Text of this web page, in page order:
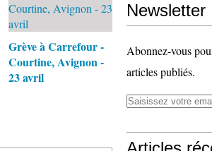
Grève à Carrefour -
Courtine, Avignon -
23 avril
Newsletter
Abonnez-vous
articles publiés.